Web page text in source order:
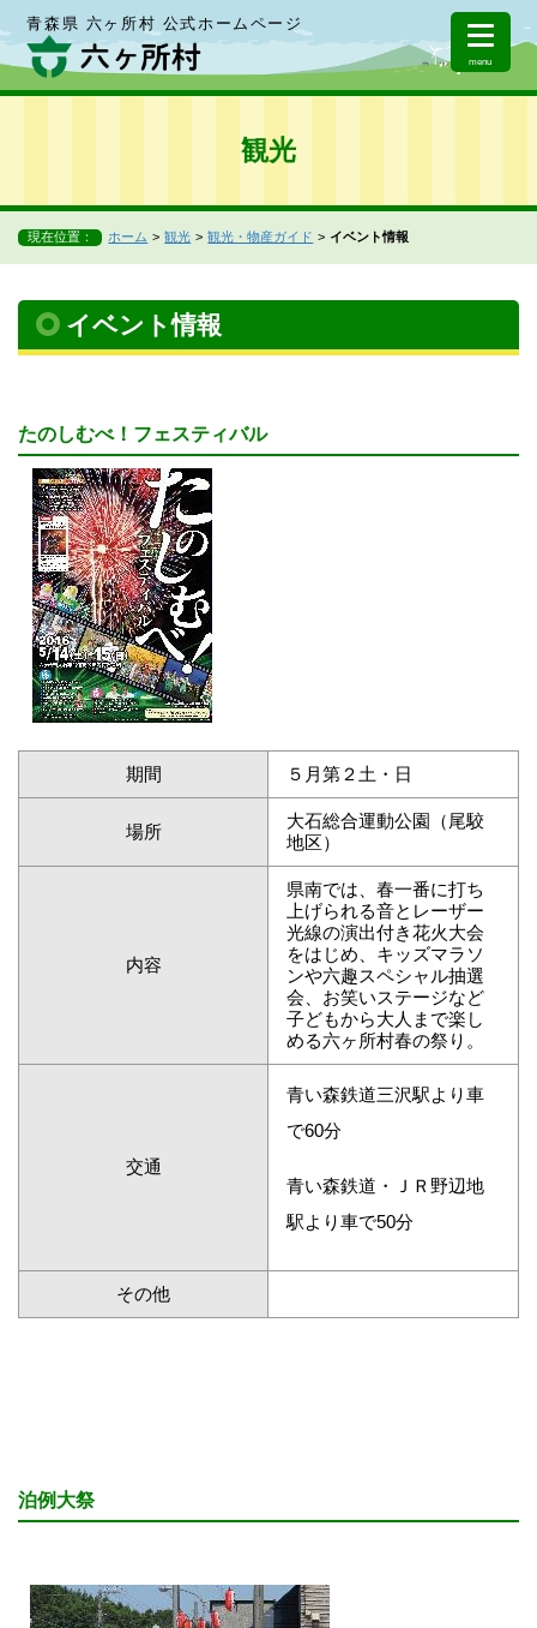
青森県 六ヶ所村 公式ホームページ
menu
観光
現在位置： ホーム 観光 観光・物産ガイド イベント情報
イベント情報
たのしむべ！フェスティバル
期間 ５月第２土・日
場所
大石総合運動公園（尾駮
地区）
内容
県南では、春一番に打ち
上げられる音とレーザー
光線の演出付き花火大会
をはじめ、キッズマラソ
ンや六趣スペシャル抽選
会、お笑いステージなど
子どもから大人まで楽し
める六ヶ所村春の祭り。
交通
青い森鉄道三沢駅より車
で60分
青い森鉄道・ＪＲ野辺地
駅より車で50分
その他
泊例大祭